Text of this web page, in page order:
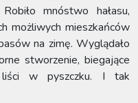
mnóstwo hałasu,
możliwych mieszkańców
na zimę. Wyglądało
stworzenie, biegające
liści w pyszczku. I tak